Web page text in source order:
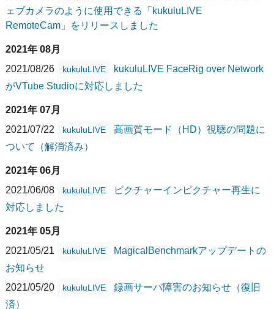
ェブカメラのように使用できる「kukuluLIVE
RemoteCam」をリリースしました
2021年 08月
2021/08/26
kukuluLIVE
kukuluLIVE FaceRig over Network
がVTube Studioに対応しました
2021年 07月
2021/07/22
kukuluLIVE
高画質モード（HD）視聴の問題に
ついて（解消済み）
2021年 06月
2021/06/08
kukuluLIVE
ピクチャーインピクチャー再生に
対応しました
2021年 05月
2021/05/21
kukuluLIVE
MagicalBenchmarkアップデートの
お知らせ
2021/05/20
kukuluLIVE
録画サーバ障害のお知らせ（復旧
済）